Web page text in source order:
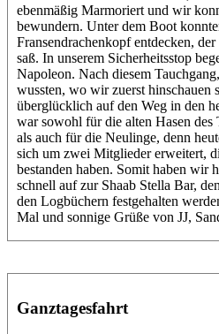
ebenmäßig Marmoriert und wir
bewundern. Unter dem Boot
Fransendrachenkopf entdecken,
saß. In unserem Sicherheitsstop
Napoleon. Nach diesem
wussten, wo wir zuerst hinschauen
überglücklich auf den Weg in den
war sowohl für die alten Hasen
als auch für die Neulinge, denn
sich um zwei Mitglieder erweitert,
bestanden haben. Somit haben wir
schnell auf zur Shaab Stella Bar,
den Logbüchern festgehalten
Mal und sonnige Grüße von JJ,
Ganztagesfahrt